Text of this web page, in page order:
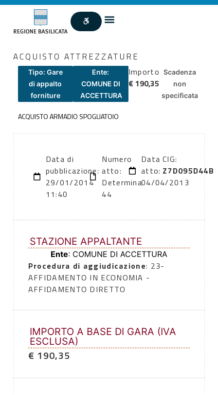
ACQUISTO ATTREZZATURE
Tipo: Gare
di appalto
forniture
Ente:
COMUNE DI
ACCETTURA
Importo
€ 190,35
Scadenza
non
specificata
ACQUISTO ARMADIO SPOGLIATOIO
Data di
pubblicazione:
29/01/2014
11:40
Numero
atto:
Determina
44
Data
atto:
04/04/2013
CIG:
Z7D095D44B
STAZIONE APPALTANTE
Ente: COMUNE DI ACCETTURA
Procedura di aggiudicazione: 23-
AFFIDAMENTO IN ECONOMIA -
AFFIDAMENTO DIRETTO
IMPORTO A BASE DI GARA (IVA
ESCLUSA)
€ 190,35